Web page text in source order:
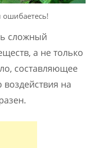
ошибаетесь!
сложный
а не только
составляющее
воздействия на